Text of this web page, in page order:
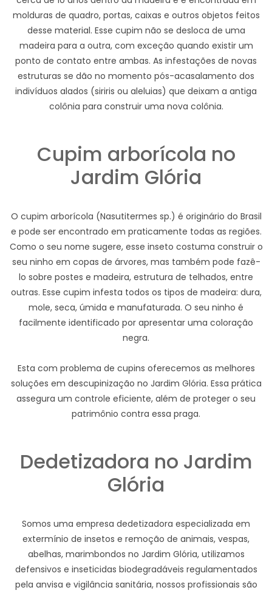
molduras de quadro, portas, caixas e outros objetos feitos
desse material. Esse cupim não se desloca de uma
madeira para a outra, com exceção quando existir um
ponto de contato entre ambas. As infestações de novas
estruturas se dão no momento pós-acasalamento dos
indivíduos alados (siriris ou aleluias) que deixam a antiga
colônia para construir uma nova colônia.
Cupim arborícola no
Jardim Glória
O cupim arborícola (Nasutitermes sp.) é originário do Brasil
e pode ser encontrado em praticamente todas as regiões.
Como o seu nome sugere, esse inseto costuma construir o
seu ninho em copas de árvores, mas também pode fazê-
lo sobre postes e madeira, estrutura de telhados, entre
outras. Esse cupim infesta todos os tipos de madeira: dura,
mole, seca, úmida e manufaturada. O seu ninho é
facilmente identificado por apresentar uma coloração
negra.
Esta com problema de cupins oferecemos as melhores
soluções em descupinização no Jardim Glória. Essa prática
assegura um controle eficiente, além de proteger o seu
patrimônio contra essa praga.
Dedetizadora no Jardim
Glória
Somos uma empresa dedetizadora especializada em
extermínio de insetos e remoção de animais, vespas,
abelhas, marimbondos no Jardim Glória, utilizamos
defensivos e inseticidas biodegradáveis regulamentados
pela anvisa e vigilância sanitária, nossos profissionais são